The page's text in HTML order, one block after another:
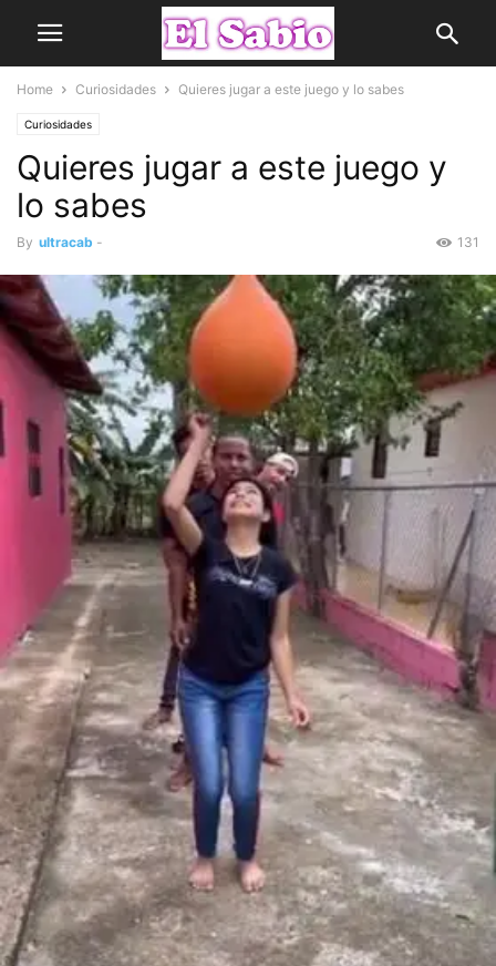
Home Curiosidades Quieres jugar a este juego y lo sabes
Curiosidades
Quieres jugar a este juego y
lo sabes
By ultracab - 131